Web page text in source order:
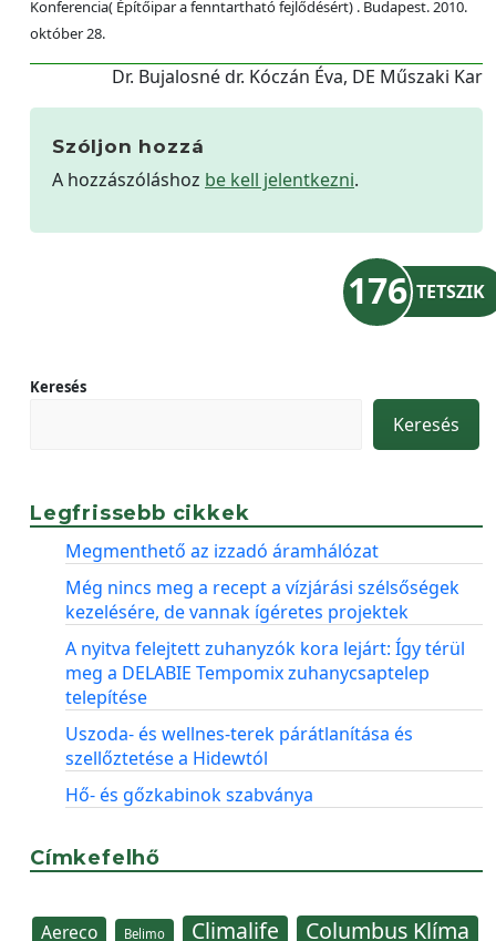
Konferencia( Építőipar a fenntartható fejlődésért) . Budapest. 2010.
október 28.
Dr. Bujalosné dr. Kóczán Éva, DE Műszaki Kar
Szóljon hozzá
A hozzászóláshoz be kell jelentkezni.
176 TETSZIK
Keresés
Keresés
Legfrissebb cikkek
Megmenthető az izzadó áramhálózat
Még nincs meg a recept a vízjárási szélsőségek
kezelésére, de vannak ígéretes projektek
A nyitva felejtett zuhanyzók kora lejárt: Így térül
meg a DELABIE Tempomix zuhanycsaptelep
telepítése
Uszoda- és wellnes-terek párátlanítása és
szellőztetése a Hidewtól
Hő- és gőzkabinok szabványa
Címkefelhő
Aereco Belimo Climalife Columbus Klíma